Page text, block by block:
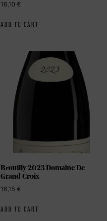
16,10 €
ADD TO CART
Brouilly 2023 Domaine De
Grand Croix
16,15 €
ADD TO CART